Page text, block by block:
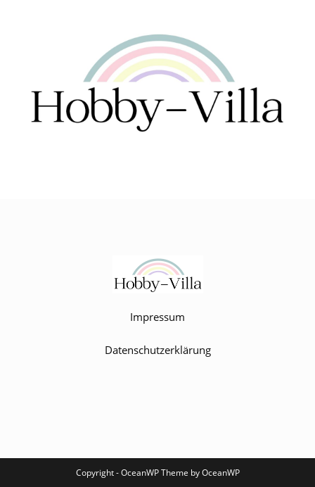
Impressum
Datenschutzerklärung
Copyright - OceanWP Theme by OceanWP